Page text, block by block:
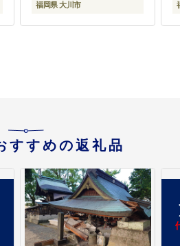
福岡県 大川市
すすめの返礼品